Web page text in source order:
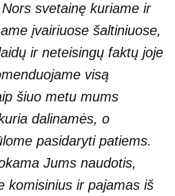
svetainę kuriame ir
įvairiuose šaltiniuose,
ir neteisingų faktų joje
visą
šiuo metu mums
dalinamės, o
pasidaryti patiems.
Jums naudotis,
komisinius ir pajamas iš